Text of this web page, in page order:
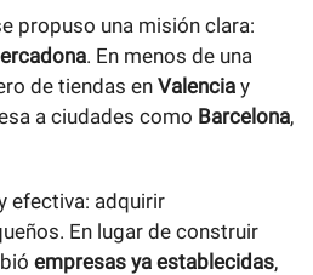
propuso una misión clara:
. En menos de una
de tiendas en Valencia y
a ciudades como Barcelona,
efectiva: adquirir
En lugar de construir
empresas ya establecidas,